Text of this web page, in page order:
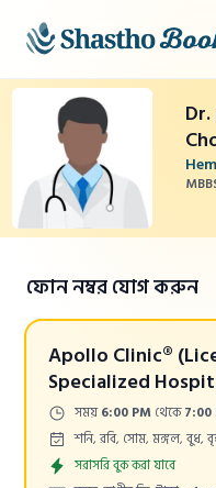
ফোন নম্বর যোগ করুন
Apollo Clinic®
Specialized
Time:সময়6:00 PM থেকে7:00
Days:শনি, রবি, সোম, মঙ্গল, বুধ,
Appointment
সরাসরি বুক করা যাবে